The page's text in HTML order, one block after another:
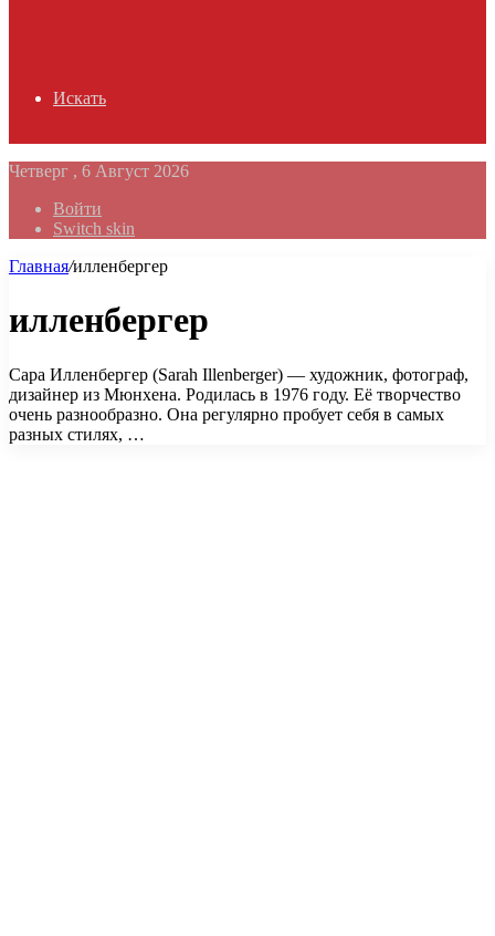
Искать
Четверг , 6 Август 2026
Войти
Switch skin
Главная/илленбергер
илленбергер
Сара Илленбергер (Sarah Illenberger) — художник, фотограф,
дизайнер из Мюнхена. Родилась в 1976 году. Её творчество
очень разнообразно. Она регулярно пробует себя в самых
разных стилях, …